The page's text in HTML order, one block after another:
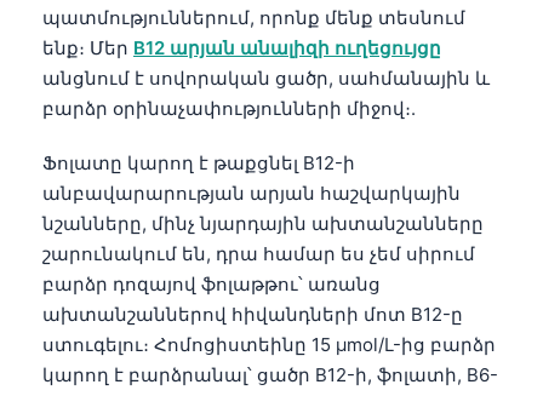
պատմություններում, որոնք մենք տեսնում
ենք։ Մեր B12 արյան անալիզի ուղեցույցը
անցնում է սովորական ցածր, սահմանային և
բարձր օրինաչափությունների միջով։.
Ֆոլատը կարող է թաքցնել B12-ի
անբավարարության արյան հաշվարկային
նշանները, մինչ նյարդային ախտանշանները
շարունակում են, դրա համար ես չեմ սիրում
բարձր դոզայով ֆոլաթթու՝ առանց
ախտանշաններով հիվանդների մոտ B12-ը
ստուգելու։ Հոմոցիստեինը 15 µmol/L-ից բարձր
կարող է բարձրանալ՝ ցածր B12-ի, ֆոլատի, B6-
Hrvatski
Slovenčina
پښتو
سنڌي
සිංහල
Galego
Latviešu valoda
Македонски јазик